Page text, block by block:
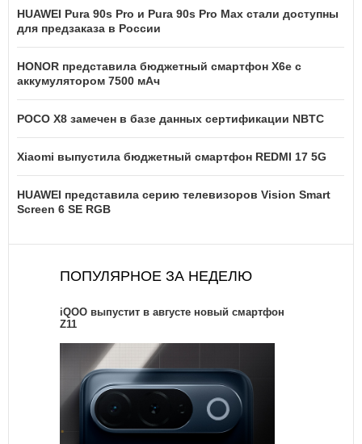
HUAWEI Pura 90s Pro и Pura 90s Pro Max стали доступны
для предзаказа в России
HONOR представила бюджетный смартфон X6e с
аккумулятором 7500 мАч
POCO X8 замечен в базе данных сертификации NBTC
Xiaomi выпустила бюджетный смартфон REDMI 17 5G
HUAWEI представила серию телевизоров Vision Smart
Screen 6 SE RGB
ПОПУЛЯРНОЕ ЗА НЕДЕЛЮ
iQOO выпустит в августе новый смартфон
Z11